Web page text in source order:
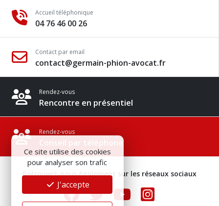
Accueil téléphonique
04 76 46 00 26
Contact par email
contact@germain-phion-avocat.fr
Rendez-vous
Rencontre en présentiel
Rendez-vous
Conseil par téléphone
Retrouvez-nous également sur les réseaux sociaux
Ce site utilise des cookies
pour analyser son trafic
J'accepte